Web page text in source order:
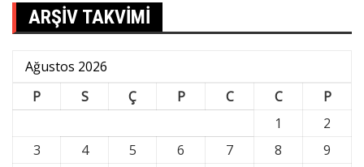
ARŞİV TAKVİMİ
Ağustos 2026
P
S Ç P C C
P
1
2
3
4 5 6 7 8
9